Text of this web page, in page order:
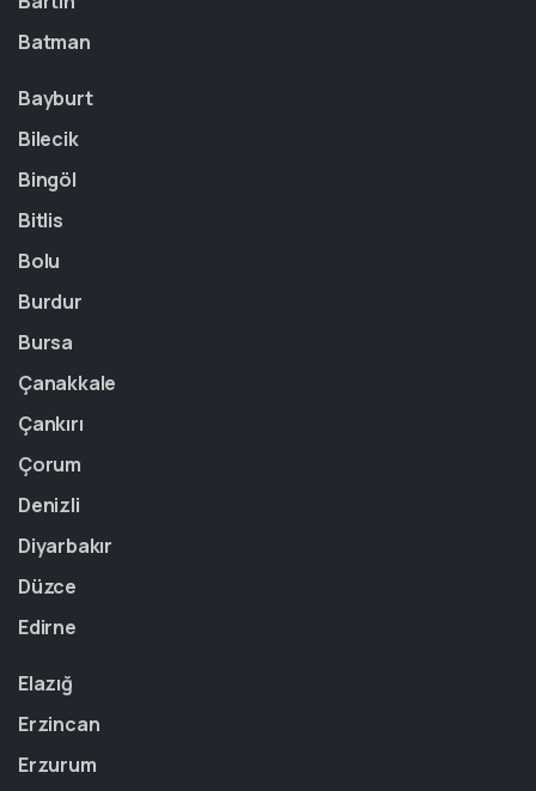
Batman
Bayburt
Bilecik
Bingöl
Bitlis
Bolu
Burdur
Bursa
Çanakkale
Çankırı
Çorum
Denizli
Diyarbakır
Düzce
Edirne
Elazığ
Erzincan
Erzurum